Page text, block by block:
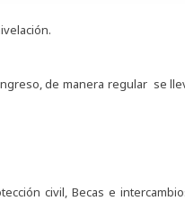
de manera regular se
civil, Becas e